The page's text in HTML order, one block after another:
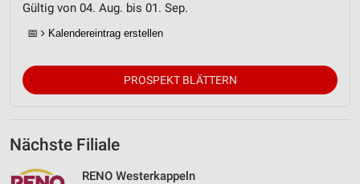
Gültig von 04. Aug. bis 01. Sep.
📅 Kalendereintrag erstellen
PROSPEKT BLÄTTERN
Nächste Filiale
RENO Westerkappeln